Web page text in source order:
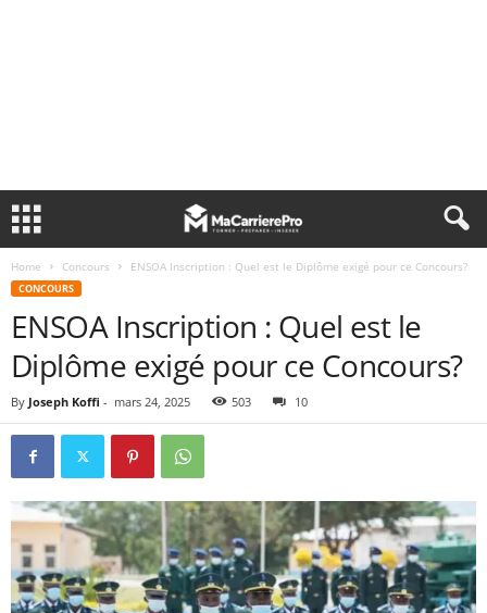
Home Concours ENSOA Inscription : Quel est le Diplôme exigé pour ce Concours?
CONCOURS
ENSOA Inscription : Quel est le
Diplôme exigé pour ce Concours?
By Joseph Koffi - mars 24, 2025 503 10